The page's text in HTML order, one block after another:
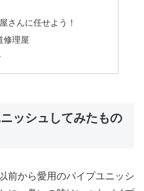
さんに任せよう！
修理屋
ッシュしてみたもの
前から愛用のパイプユニッシ